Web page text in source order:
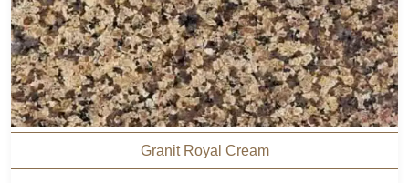
Granit Royal Cream